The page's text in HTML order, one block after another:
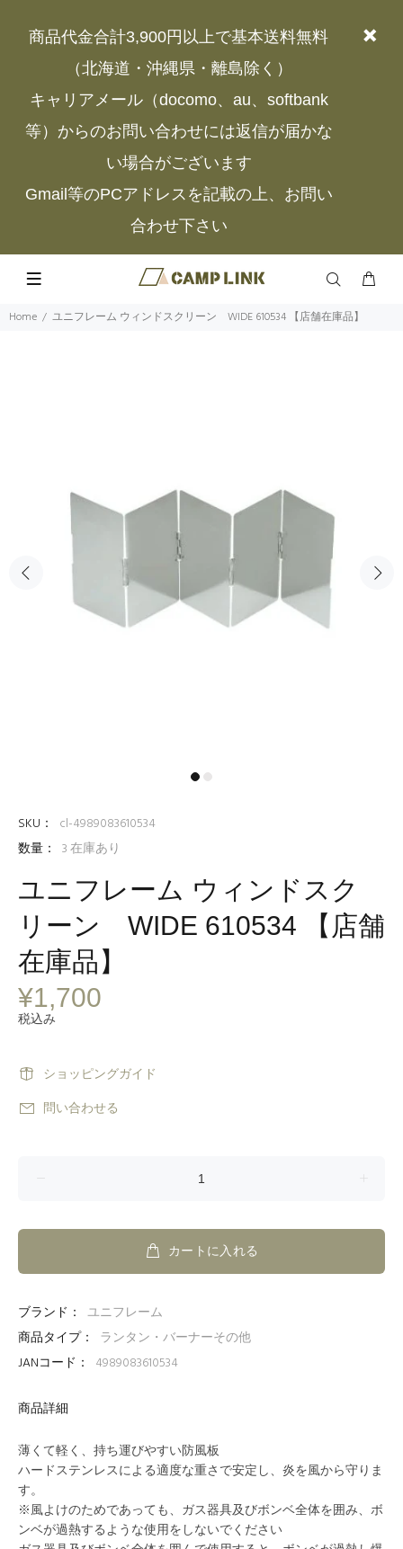
商品代金合計3,900円以上で基本送料無料
（北海道・沖縄県・離島除く）
キャリアメール（docomo、au、softbank
等）からのお問い合わせには返信が届かな
い場合がございます
Gmail等のPCアドレスを記載の上、お問い
合わせ下さい
Home ユニフレーム ウィンドスクリーン WIDE 610534 【店舗在庫品】
SKU：
cl-4989083610534
数量： 3在庫あり
ユニフレーム ウィンドスク
リーン WIDE 610534 【店舗
在庫品】
¥1,700
税込み
ショッピングガイド
問い合わせる
カートに入れる
ブランド： ユニフレーム
商品タイプ：
ランタン・バーナーその他
JANコード：
4989083610534
商品詳細
薄くて軽く、持ち運びやすい防風板
ハードステンレスによる適度な重さで安定し、炎を風から守りま
す。
※風よけのためであっても、ガス器具及びボンベ全体を囲み、ボ
ンベが過熱するような使用をしないでください